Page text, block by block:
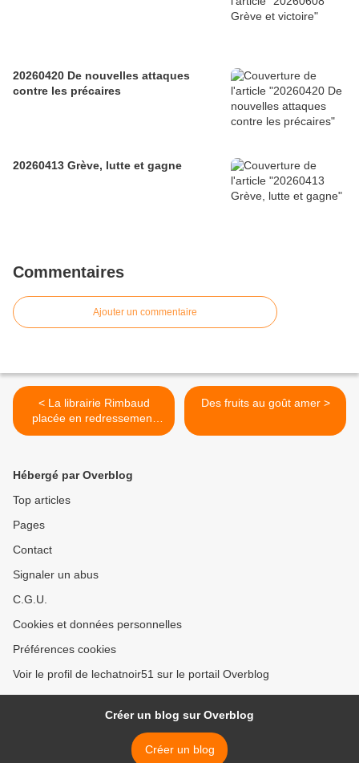
20260420 De nouvelles attaques
contre les précaires
20260413 Grève, lutte et gagne
Commentaires
Ajouter un commentaire
< La librairie Rimbaud
placée en redressement
judiciaire
Des fruits au goût amer >
Hébergé par Overblog
Top articles
Pages
Contact
Signaler un abus
C.G.U.
Cookies et données personnelles
Préférences cookies
Voir le profil de lechatnoir51 sur le portail Overblog
Créer un blog sur Overblog
Créer un blog